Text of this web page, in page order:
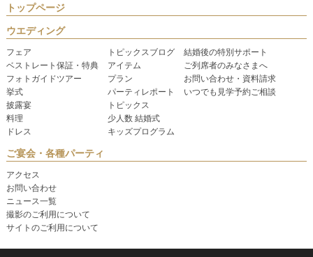
トップページ
ウエディング
フェア
ベストレート保証・特典
フォトガイドツアー
挙式
披露宴
料理
ドレス
トピックスブログ
アイテム
プラン
パーティレポート
トピックス
少人数 結婚式
キッズプログラム
結婚後の特別サポート
ご列席者のみなさまへ
お問い合わせ・資料請求
いつでも見学予約ご相談
ご宴会・各種パーティ
アクセス
お問い合わせ
ニュース一覧
撮影のご利用について
サイトのご利用について